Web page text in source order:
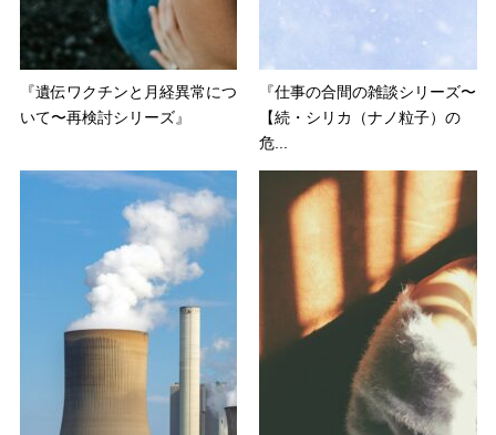
『遺伝ワクチンと月経異常につ
いて〜再検討シリーズ』
『仕事の合間の雑談シリーズ〜
【続・シリカ（ナノ粒子）の
危...